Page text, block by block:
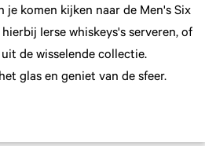
je komen kijken naar de Men's Six
hierbij Ierse whiskeys's serveren, of
de wisselende collectie.
glas en geniet van de sfeer.